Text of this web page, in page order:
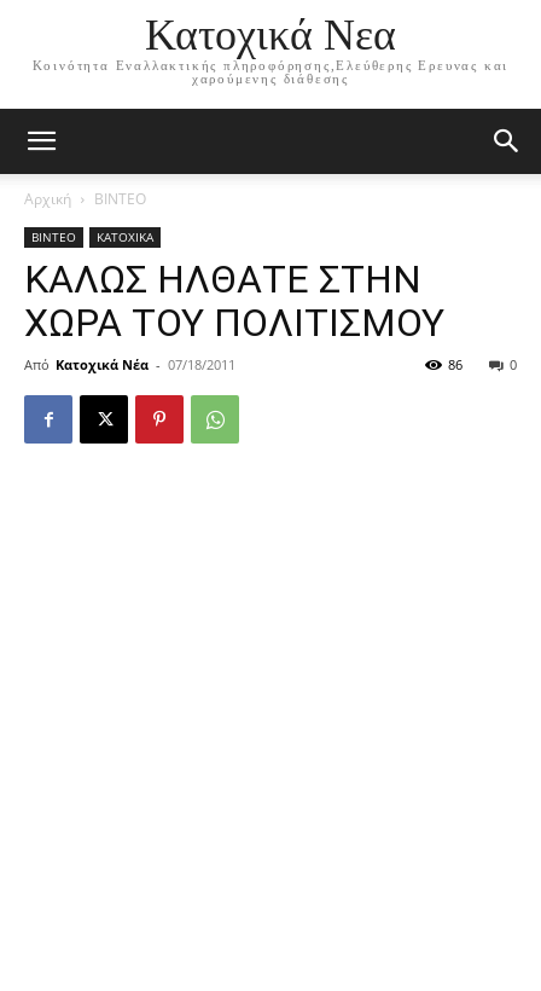
Κατοχικά Νεα
Κοινότητα Εναλλακτικής πληροφόρησης,Ελεύθερης Ερευνας και
χαρούμενης διάθεσης
Αρχική ΒΙΝΤΕΟ
ΒΙΝΤΕΟ ΚΑΤΟΧΙΚΑ
ΚΑΛΩΣ ΗΛΘΑΤΕ ΣΤΗΝ
ΧΩΡΑ ΤΟΥ ΠΟΛΙΤΙΣΜΟΥ
Από Κατοχικά Νέα - 07/18/2011 0
86